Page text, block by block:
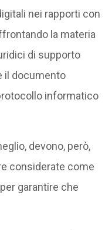
nei rapporti con
la materia
di supporto
il documento
informatico
devono, però,
considerate come
garantire che